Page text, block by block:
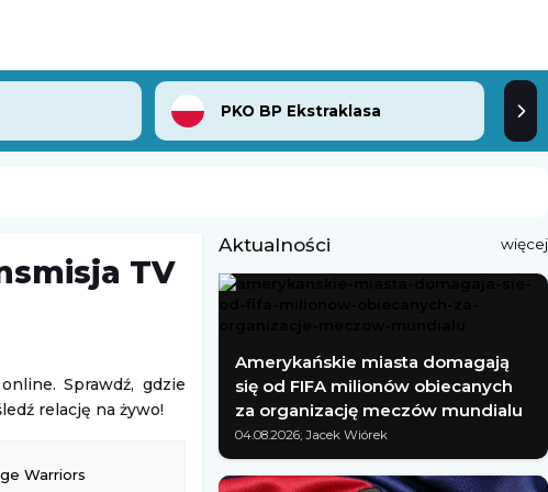
PKO BP Ekstraklasa
TV
Sprawdź, gdzie
relację na żywo!
Warriors
Aktualności więcej
Amerykańskie miasta domagają
się od FIFA milionów obiecanych
za organizację meczów mundialu
04.08.2026; Jacek Wiórek